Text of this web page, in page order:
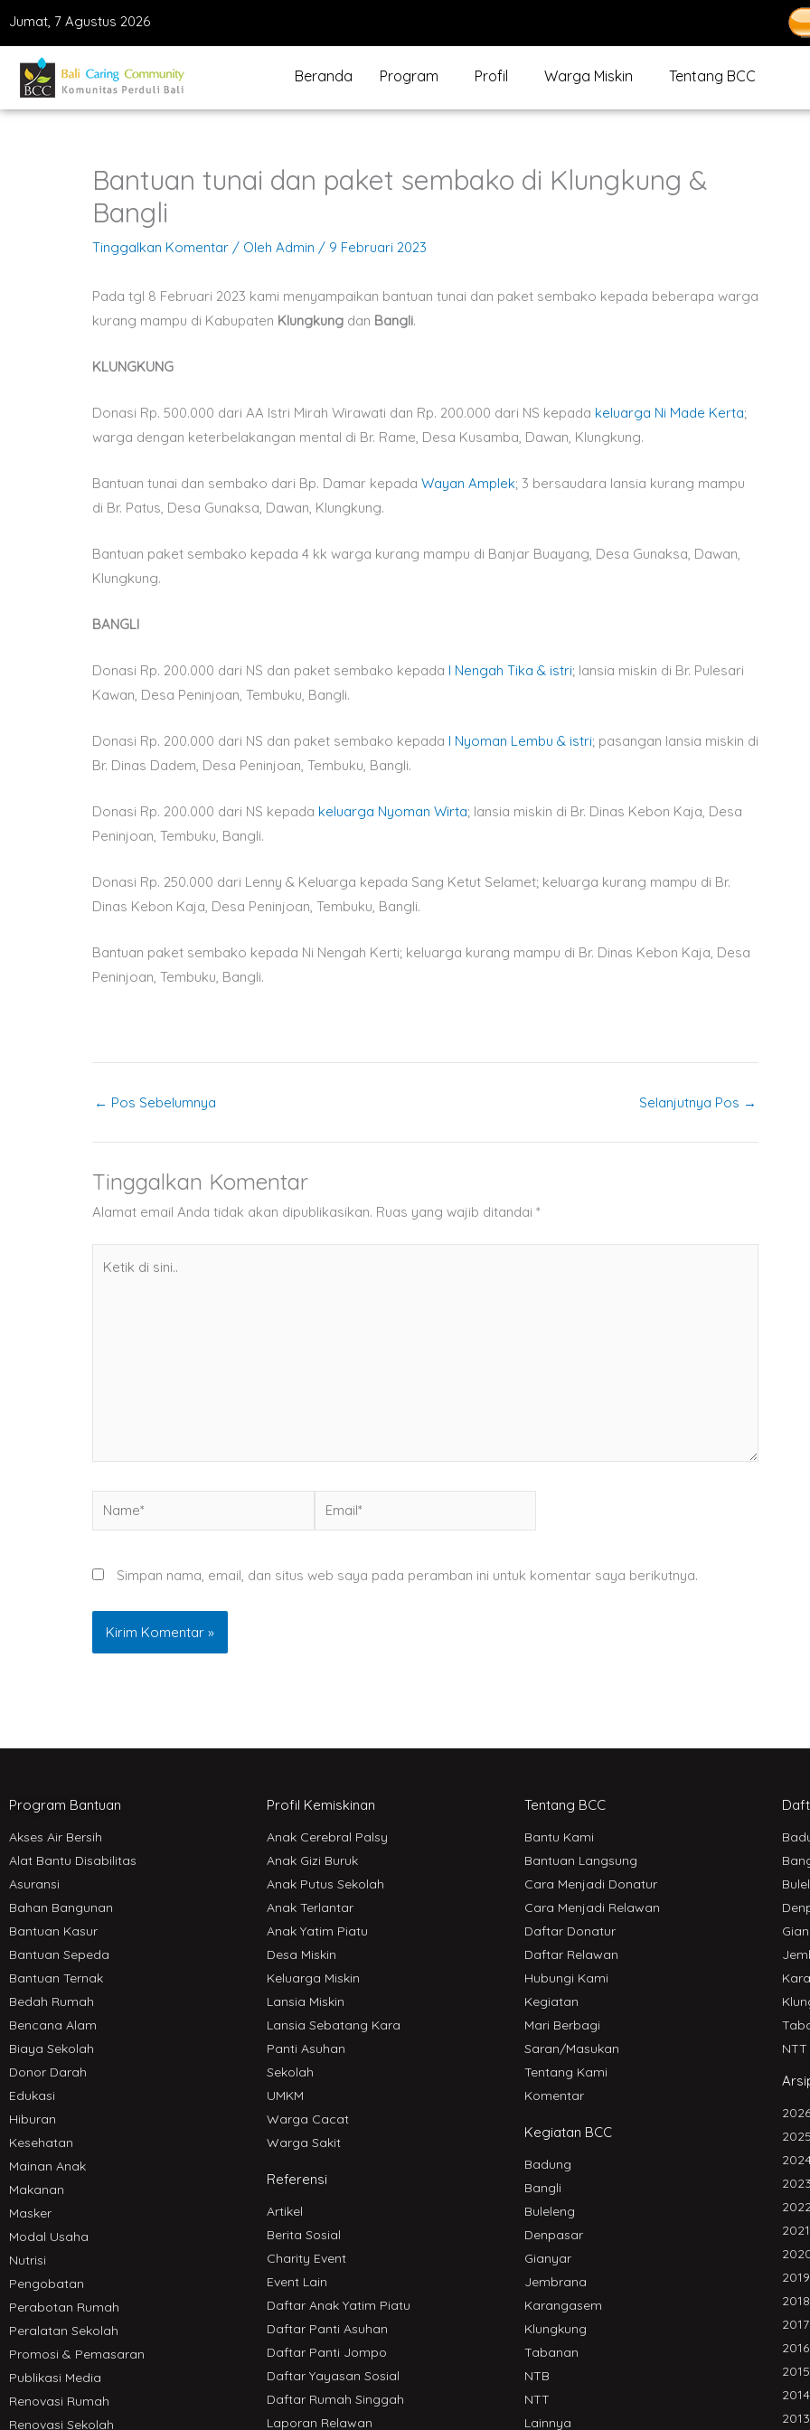
konten
Jumat, 7 Agustus 2026
Beranda Program Profil Warga Miskin Tentang BCC
Bantuan tunai dan paket sembako di Klungkung &
Bangli
Tinggalkan Komentar / Oleh Admin / 9 Februari 2023
Pada tgl 8 Februari 2023 kami menyampaikan bantuan tunai dan paket sembako kepada beberapa warga
kurang mampu di Kabupaten Klungkung dan Bangli.
KLUNGKUNG
Donasi Rp. 500.000 dari AA Istri Mirah Wirawati dan Rp. 200.000 dari NS kepada keluarga Ni Made Kerta;
warga dengan keterbelakangan mental di Br. Rame, Desa Kusamba, Dawan, Klungkung.
Bantuan tunai dan sembako dari Bp. Damar kepada Wayan Amplek; 3 bersaudara lansia kurang mampu
di Br. Patus, Desa Gunaksa, Dawan, Klungkung.
Bantuan paket sembako kepada 4 kk warga kurang mampu di Banjar Buayang, Desa Gunaksa, Dawan,
Klungkung.
BANGLI
Donasi Rp. 200.000 dari NS dan paket sembako kepada I Nengah Tika & istri; lansia miskin di Br. Pulesari
Kawan, Desa Peninjoan, Tembuku, Bangli.
Donasi Rp. 200.000 dari NS dan paket sembako kepada I Nyoman Lembu & istri; pasangan lansia miskin di
Br. Dinas Dadem, Desa Peninjoan, Tembuku, Bangli.
Donasi Rp. 200.000 dari NS kepada keluarga Nyoman Wirta; lansia miskin di Br. Dinas Kebon Kaja, Desa
Peninjoan, Tembuku, Bangli.
Donasi Rp. 250.000 dari Lenny & Keluarga kepada Sang Ketut Selamet; keluarga kurang mampu di Br.
Dinas Kebon Kaja, Desa Peninjoan, Tembuku, Bangli.
Bantuan paket sembako kepada Ni Nengah Kerti; keluarga kurang mampu di Br. Dinas Kebon Kaja, Desa
Peninjoan, Tembuku, Bangli.
← Pos Sebelumnya Selanjutnya Pos →
Tinggalkan Komentar
Alamat email Anda tidak akan dipublikasikan. Ruas yang wajib ditandai *
Name* Email*
Simpan nama, email, dan situs web saya pada peramban ini untuk komentar saya berikutnya.
Program Bantuan
Akses Air Bersih
Alat Bantu Disabilitas
Asuransi
Bahan Bangunan
Bantuan Kasur
Bantuan Sepeda
Bantuan Ternak
Bedah Rumah
Bencana Alam
Biaya Sekolah
Donor Darah
Edukasi
Hiburan
Kesehatan
Mainan Anak
Makanan
Masker
Modal Usaha
Nutrisi
Pengobatan
Perabotan Rumah
Peralatan Sekolah
Promosi & Pemasaran
Publikasi Media
Renovasi Rumah
Renovasi Sekolah
Profil Kemiskinan
Anak Cerebral Palsy
Anak Gizi Buruk
Anak Putus Sekolah
Anak Terlantar
Anak Yatim Piatu
Desa Miskin
Keluarga Miskin
Lansia Miskin
Lansia Sebatang Kara
Panti Asuhan
Sekolah
UMKM
Warga Cacat
Warga Sakit
Referensi
Artikel
Berita Sosial
Charity Event
Event Lain
Daftar Anak Yatim Piatu
Daftar Panti Asuhan
Daftar Panti Jompo
Daftar Yayasan Sosial
Daftar Rumah Singgah
Laporan Relawan
Tentang BCC
Bantu Kami
Bantuan Langsung
Cara Menjadi Donatur
Cara Menjadi Relawan
Daftar Donatur
Daftar Relawan
Hubungi Kami
Kegiatan
Mari Berbagi
Saran/Masukan
Tentang Kami
Komentar
Kegiatan BCC
Badung
Bangli
Buleleng
Denpasar
Gianyar
Jembrana
Karangasem
Klungkung
Tabanan
NTB
NTT
Lainnya
NTT
2026
2025
2023
2021
2019
2018
2017
2016
2015
2014
2013